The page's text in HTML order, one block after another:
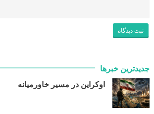
جدیدترین خبرها
اوکراین در مسیر خاورمیانه